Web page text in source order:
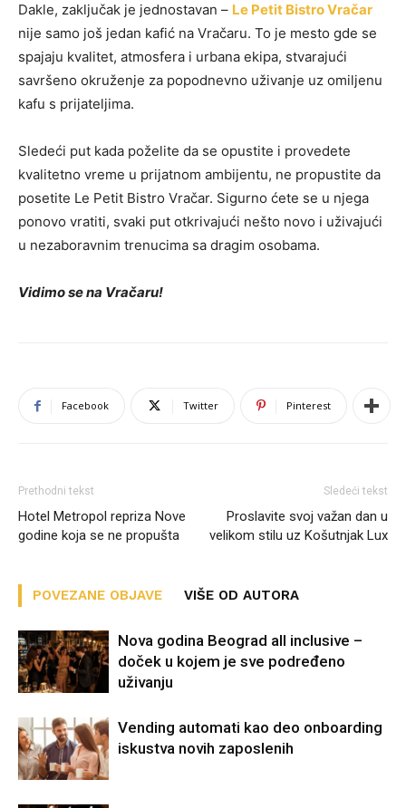
Dakle, zaključak je jednostavan – Le Petit Bistro Vračar
nije samo još jedan kafić na Vračaru. To je mesto gde se
spajaju kvalitet, atmosfera i urbana ekipa, stvarajući
savršeno okruženje za popodnevno uživanje uz omiljenu
kafu s prijateljima.
Sledeći put kada poželite da se opustite i provedete
kvalitetno vreme u prijatnom ambijentu, ne propustite da
posetite Le Petit Bistro Vračar. Sigurno ćete se u njega
ponovo vratiti, svaki put otkrivajući nešto novo i uživajući
u nezaboravnim trenucima sa dragim osobama.
Vidimo se na Vračaru!
Facebook Twitter Pinterest
Prethodni tekst
Hotel Metropol repriza Nove
godine koja se ne propušta
Sledeći tekst
Proslavite svoj važan dan u
velikom stilu uz Košutnjak Lux
POVEZANE OBJAVE VIŠE OD AUTORA
Nova godina Beograd all inclusive –
doček u kojem je sve podređeno
uživanju
Vending automati kao deo onboarding
iskustva novih zaposlenih